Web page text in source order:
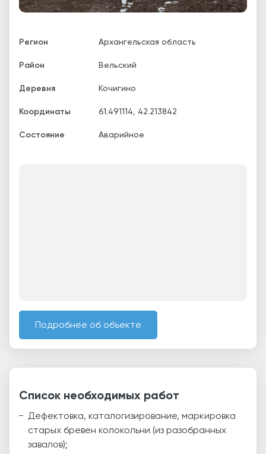
Регион Архангельская область
Район Вельский
Деревня Кочигино
Координаты 61.491114, 42.213842
Состояние Аварийное
Подробнее об объекте
Список необходимых работ
Дефектовка, каталогизирование, маркировка
старых бревен колокольни (из разобранных
завалов);